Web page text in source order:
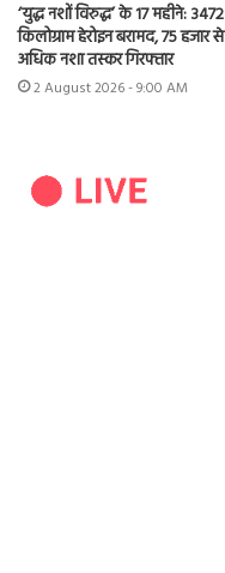
‘युद्ध नशों विरुद्ध’ के 17 महीने: 3472
किलोग्राम हेरोइन बरामद, 75 हजार से
अधिक नशा तस्कर गिरफ्तार
2 August 2026 - 9:00 AM